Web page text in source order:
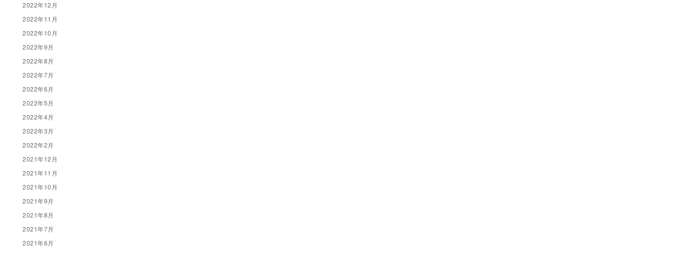
2022年12月
2022年11月
2022年10月
2022年9月
2022年8月
2022年7月
2022年6月
2022年5月
2022年4月
2022年3月
2022年2月
2021年12月
2021年11月
2021年10月
2021年9月
2021年8月
2021年7月
2021年6月